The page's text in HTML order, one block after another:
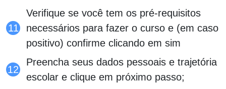
Verifique se você tem os pré-requisitos
necessários para fazer o curso e (em caso
positivo) confirme clicando em sim
Preencha seus dados pessoais e trajetória
escolar e clique em próximo passo;